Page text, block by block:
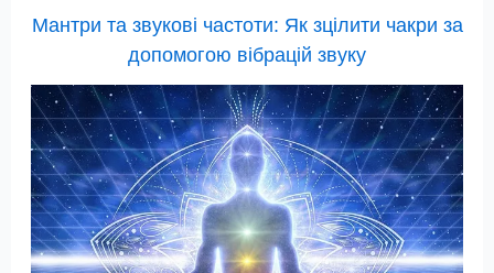
Мантри та звукові частоти: Як зцілити чакри за
допомогою вібрацій звуку